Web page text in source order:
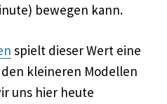
bewegen kann.
spielt dieser Wert eine
kleineren Modellen
uns hier heute